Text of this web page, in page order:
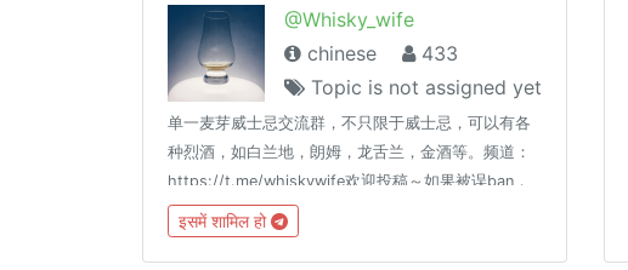
@Whisky_wife
chinese
433
Topic is not assigned yet
单一麦芽威士忌交流群，不只限于威士忌，可以有各
种烈酒，如白兰地，朗姆，龙舌兰，金酒等。频道：
https://t.me/whiskywife欢迎投稿～如果被误ban，
可联系 @Hydrangea97 @cxzQOTP关键字：whisky
whiskey 威士忌 酒 雪茄
इसमें शामिल हो